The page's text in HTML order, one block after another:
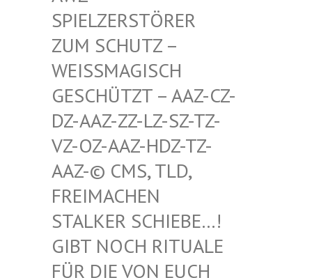
PIELZERSTÖRER Z
UM SCHUTZ – W
EISSMAGISCH GE
SCHÜTZT – AAZ-CZ-DZ
-AAZ-ZZ-LZ-SZ-TZ-VZ
-OZ-AAZ-HDZ-TZ-AA
Z-© CMS, TLD, FR
EIMACHEN ST
ALKER SCHIEBE…! GI
BT NOCH RITUALE FÜ
R DIE VON EUCH ER